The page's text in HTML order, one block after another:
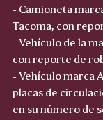
- Camioneta
Tacoma, con
- Vehículo de la
con reporte de
- Vehículo marca
placas de
en su número de